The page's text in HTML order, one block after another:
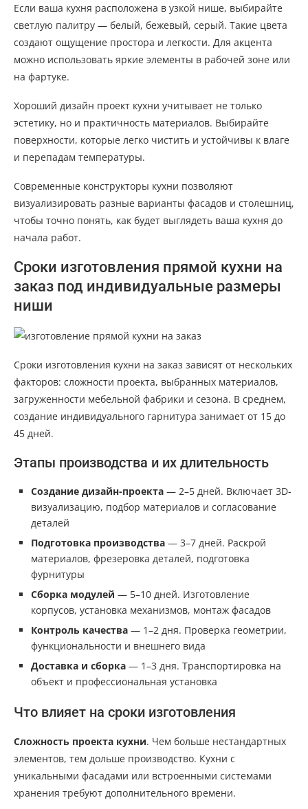
Если ваша кухня расположена в узкой нише, выбирайте
светлую палитру — белый, бежевый, серый. Такие цвета
создают ощущение простора и легкости. Для акцента
можно использовать яркие элементы в рабочей зоне или
на фартуке.
Хороший дизайн проект кухни учитывает не только
эстетику, но и практичность материалов. Выбирайте
поверхности, которые легко чистить и устойчивы к влаге
и перепадам температуры.
Современные конструкторы кухни позволяют
визуализировать разные варианты фасадов и столешниц,
чтобы точно понять, как будет выглядеть ваша кухня до
начала работ.
Сроки изготовления прямой кухни на
заказ под индивидуальные размеры
ниши
Сроки изготовления кухни на заказ зависят от нескольких
факторов: сложности проекта, выбранных материалов,
загруженности мебельной фабрики и сезона. В среднем,
создание индивидуального гарнитура занимает от 15 до
45 дней.
Этапы производства и их длительность
Создание дизайн-проекта — 2–5 дней. Включает 3D-
визуализацию, подбор материалов и согласование
деталей
Подготовка производства — 3–7 дней. Раскрой
материалов, фрезеровка деталей, подготовка
фурнитуры
Сборка модулей — 5–10 дней. Изготовление
корпусов, установка механизмов, монтаж фасадов
Контроль качества — 1–2 дня. Проверка геометрии,
функциональности и внешнего вида
Доставка и сборка — 1–3 дня. Транспортировка на
объект и профессиональная установка
Что влияет на сроки изготовления
Сложность проекта кухни. Чем больше нестандартных
элементов, тем дольше производство. Кухни с
уникальными фасадами или встроенными системами
хранения требуют дополнительного времени.